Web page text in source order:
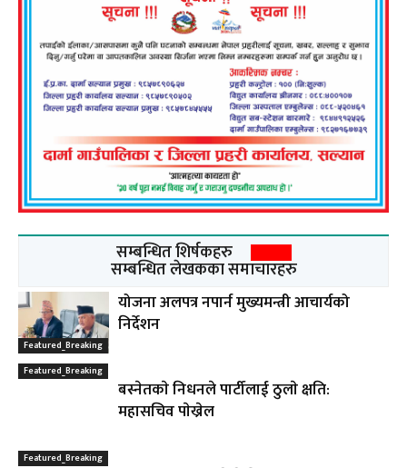
सम्बन्धित शिर्षकहरु
सम्बन्धित लेखकका समाचारहरु
Featured_Breaking
योजना अलपत्र नपार्न मुख्यमन्त्री आचार्यको
निर्देशन
Featured_Breaking
बस्नेतकाे निधनले पार्टीलाई ठुलाे क्षति:
महासचिव पाेख्रेल
Featured_Breaking